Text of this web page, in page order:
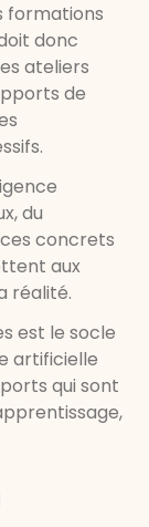
formations
donc
ateliers
de
du
concrets
aux
réalité.
est le socle
artificielle
qui sont